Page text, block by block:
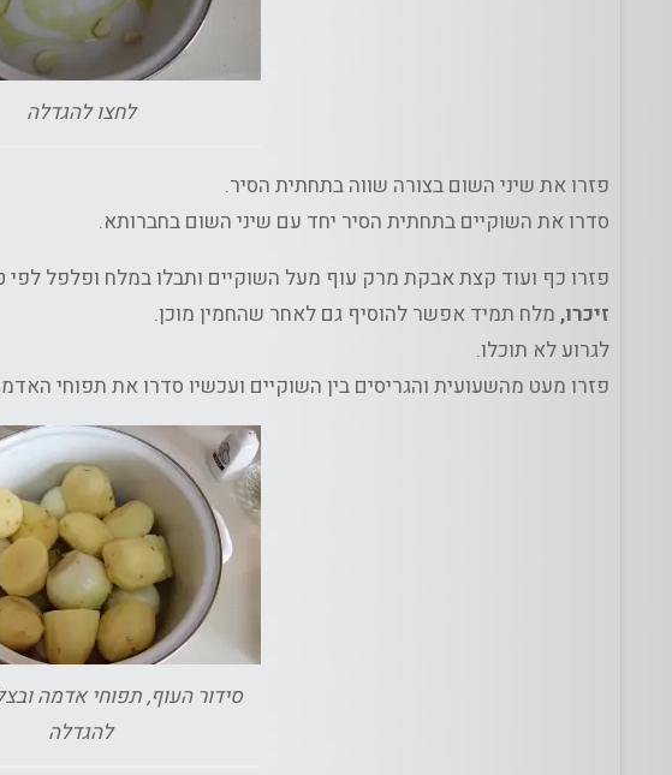
לחצו להגדלה
פזרו את שיני השום בצורה שווה בתחתית הסיר.
סדרו את השוקיים בתחתית הסיר יחד עם שיני השום בחברותא.
פזרו כף ועוד קצת אבקת מרק עוף מעל השוקיים ותבלו במלח ופלפל
זיכרו, מלח תמיד אפשר להוסיף גם לאחר שהחמין מוכן.
לגרוע לא תוכלו.
פזרו מעט מהשעועית והגריסים בין השוקיים ועכשיו סדרו את תפוחי
סידור העוף, תפוחי אדמה
להגדלה